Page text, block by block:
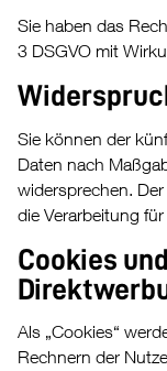
Sie haben das
3 DSGVO mit
Sie können der
Daten nach
widersprechen.
die Verarbeitung
Cookies
Als „Cookies“
Rechnern der